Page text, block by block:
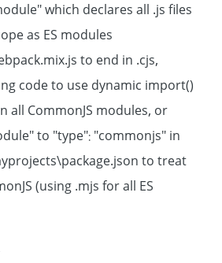
which declares all .js files
as ES modules.
to end in .cjs,
code to use dynamic import()
all CommonJS modules, or
to "type": "commonjs" in
to treat
(using .mjs for all ES